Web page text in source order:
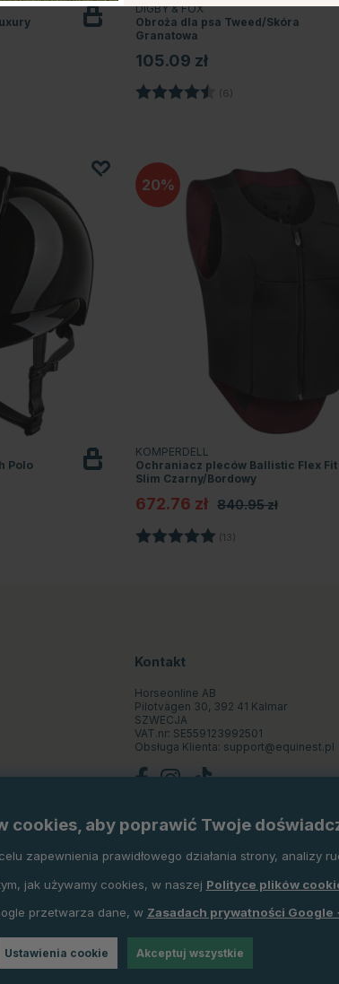
DIGBY & FOX
Obroża dla psa Tweed/Skóra
Granatowa
105.09 zł
Ocena: (6)
Polo
20
KOMPERDELL
Ochraniacz pleców Ballistic Flex Fit
Slim Czarny/Bordowy
672.76 zł 840.95 zł
Ocena: (13)
Kontakt
Horseonline AB
Pilotvägen 30, 392 41 Kalmar
SZWECJA
VAT.nr: SE559123992501
Obsługa Klienta: support@equinest.pl
cookies, aby poprawić Twoje
zapewnienia prawidłowego działania strony, analizy
jak używamy cookies, w naszej Polityce plików
przetwarza dane, w Zasadach prywatności Google
Ustawienia cookie Akceptuj wszystkie